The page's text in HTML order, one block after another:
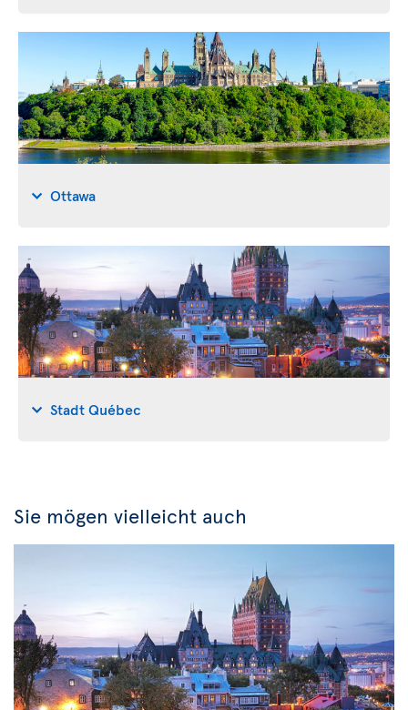
Ottawa
Stadt Québec
Sie mögen vielleicht auch